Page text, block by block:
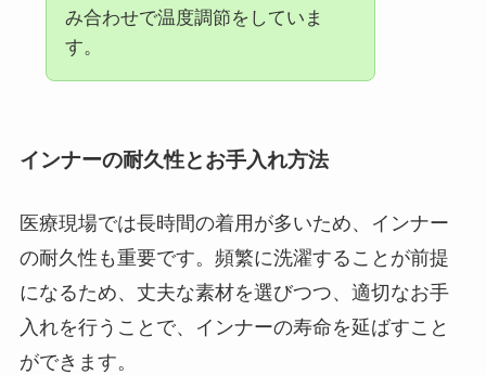
み合わせで温度調節をしていま
す。
インナーの耐久性とお手入れ方法
医療現場では長時間の着用が多いため、インナー
の耐久性も重要です。頻繁に洗濯することが前提
になるため、丈夫な素材を選びつつ、適切なお手
入れを行うことで、インナーの寿命を延ばすこと
ができます。